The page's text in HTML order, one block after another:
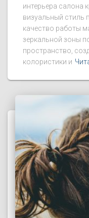
интерьера салона
визуальный стиль
качество работы
зеркальной зоны
пространство,
колористики и